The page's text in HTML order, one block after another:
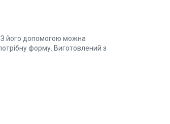
З його допомогою можна
форму. Виготовлений з